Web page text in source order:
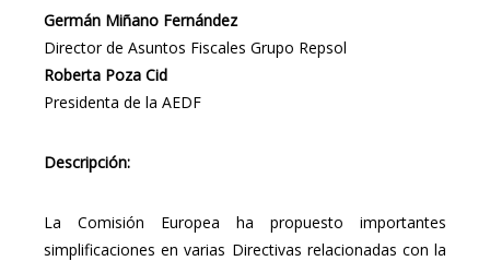
Germán Miñano Fernández
Director de Asuntos Fiscales Grupo Repsol
Roberta Poza Cid
Presidenta de la AEDF
Descripción:
La Comisión Europea ha propuesto importantes
simplificaciones en varias Directivas relacionadas con la